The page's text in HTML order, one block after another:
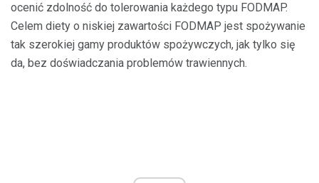
ocenić zdolność do tolerowania każdego typu FODMAP.
Celem diety o niskiej zawartości FODMAP jest spożywanie
tak szerokiej gamy produktów spożywczych, jak tylko się
da, bez doświadczania problemów trawiennych.